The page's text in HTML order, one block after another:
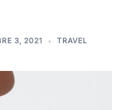
3, 2021 TRAVEL